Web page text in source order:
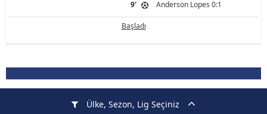
Ülke, Sezon, Lig Seçiniz
9' Anderson Lopes 0:1
Başladı